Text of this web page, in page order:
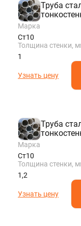
Труба
Марка
Ст10
Толщина стенки,
1
Узнать цену
Труба
Марка
Ст10
Толщина стенки,
1,2
Узнать цену